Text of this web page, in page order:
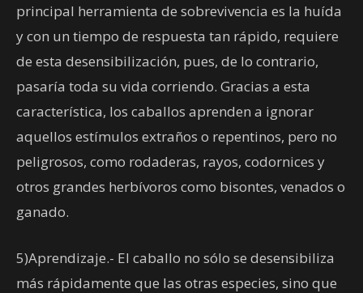
principal herramienta de sobrevivencia es la huída
y con un tiempo de respuesta tan rápido, requiere
de esta desensibilización, pues, de lo contrario,
pasaría toda su vida corriendo. Gracias a esta
característica, los caballos aprenden a ignorar
aquellos estímulos extraños o repentinos, pero no
peligrosos, como rodaderas, rayos, codornices y
otros grandes herbívoros como bisontes, venados o
ganado.
5)Aprendizaje.- El caballo no sólo se desensibiliza
más rápidamente que las otras especies, sino que